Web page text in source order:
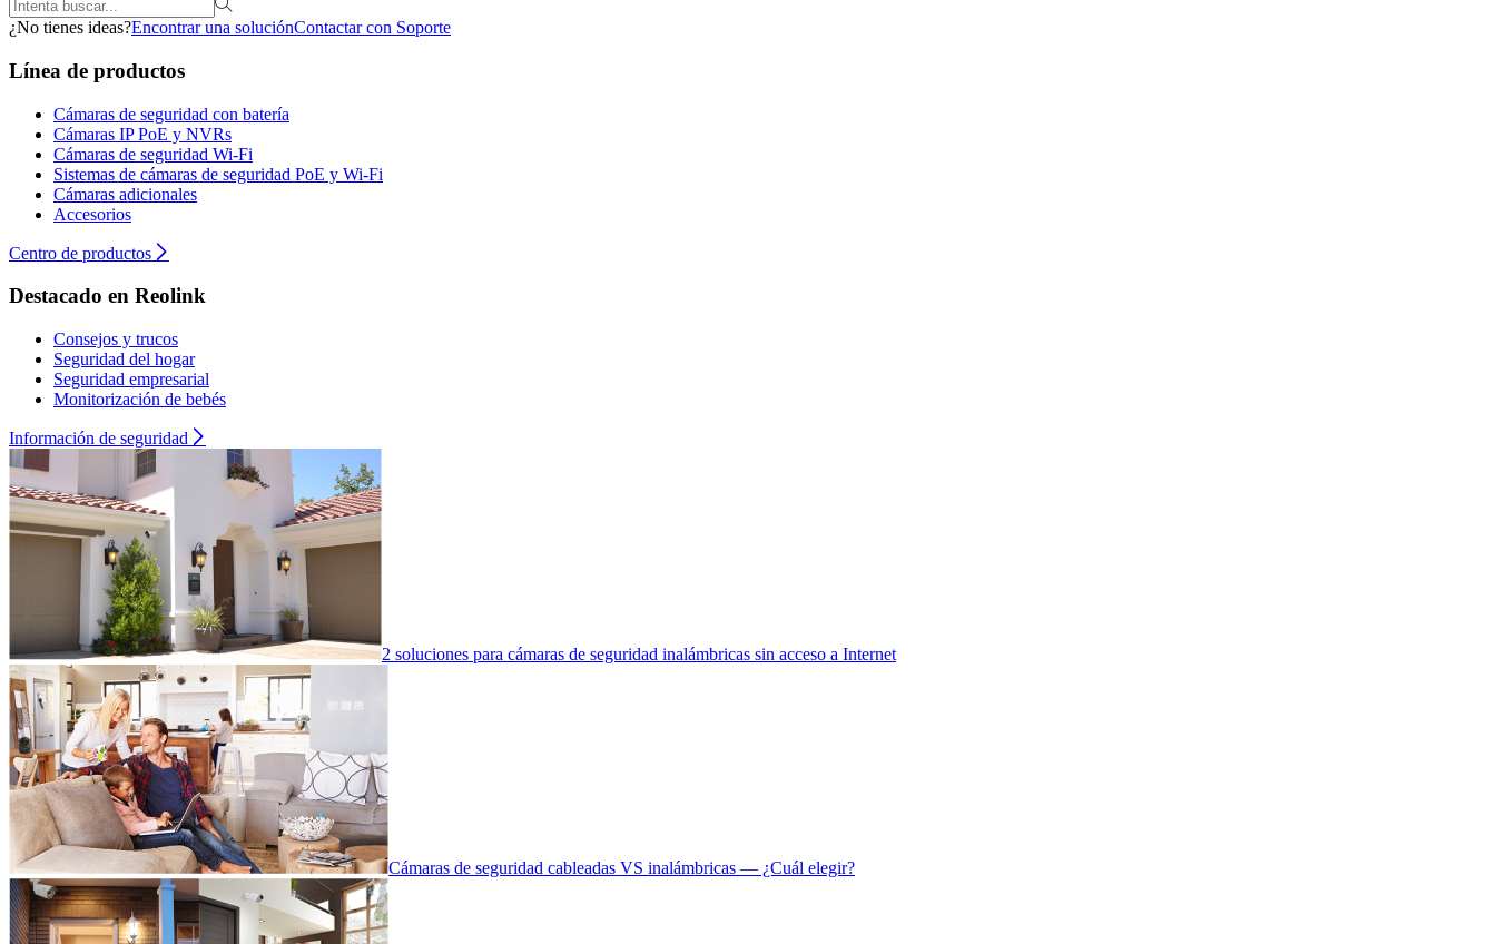
¿No tienes ideas?Encontrar una soluciónContactar con Soporte
Línea de productos
Cámaras de seguridad con batería
Cámaras IP PoE y NVRs
Cámaras de seguridad Wi-Fi
Sistemas de cámaras de seguridad PoE y Wi-Fi
Cámaras adicionales
Accesorios
Centro de productos
Destacado en Reolink
Consejos y trucos
Seguridad del hogar
Seguridad empresarial
Monitorización de bebés
Información de seguridad
2 soluciones para cámaras de seguridad inalámbricas sin acceso a Internet
Cámaras de seguridad cableadas VS inalámbricas — ¿Cuál elegir?